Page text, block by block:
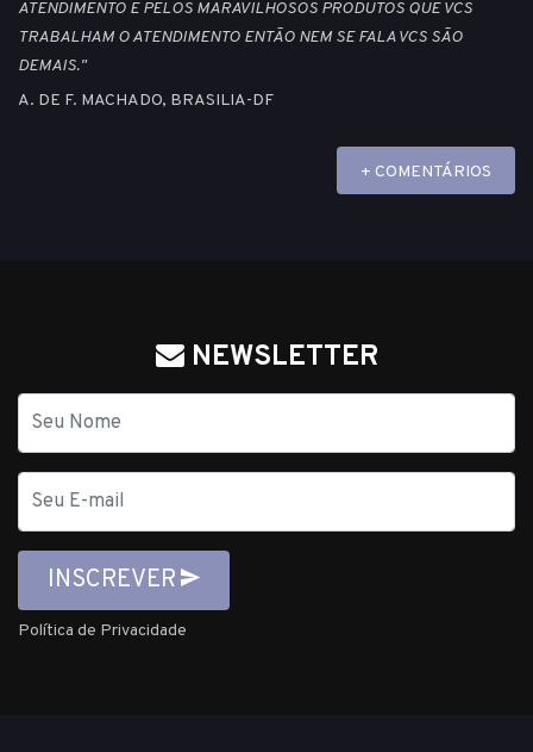
ATENDIMENTO E PELOS MARAVILHOSOS PRODUTOS QUE VCS
TRABALHAM O ATENDIMENTO ENTÃO NEM SE FALA VCS SÃO
DEMAIS."
A. DE F. MACHADO, BRASILIA-DF
+ COMENTÁRIOS
NEWSLETTER
mail
INSCREVER
Política de Privacidade